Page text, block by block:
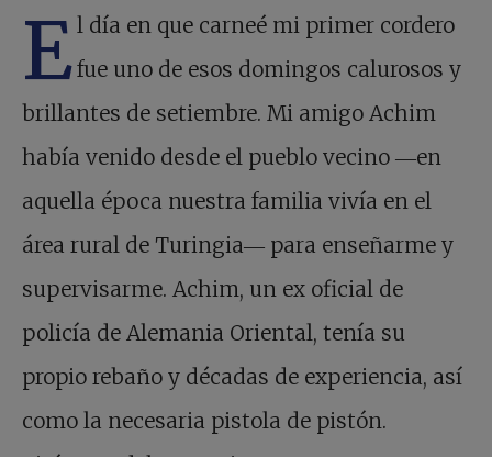
El día en que carneé mi primer cordero
fue uno de esos domingos calurosos y
brillantes de setiembre. Mi amigo Achim
había venido desde el pueblo vecino ―en
aquella época nuestra familia vivía en el
área rural de Turingia― para enseñarme y
supervisarme. Achim, un ex oficial de
policía de Alemania Oriental, tenía su
propio rebaño y décadas de experiencia, así
como la necesaria pistola de pistón.